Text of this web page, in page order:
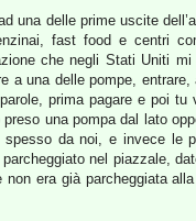
una delle prime uscite
fast food e centri
che negli Stati Uniti
a una delle pompe,
prima pagare e poi
una pompa dal lato
da noi, e invece le
nel piazzale,
non era già parcheggiata